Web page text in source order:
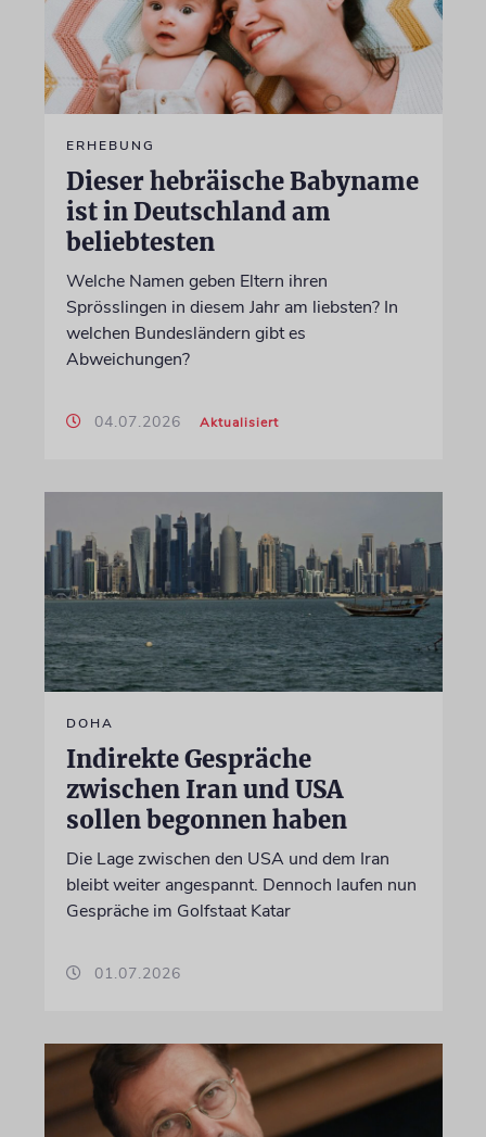
ERHEBUNG
Dieser hebräische Babyname
ist in Deutschland am
beliebtesten
Welche Namen geben Eltern ihren
Sprösslingen in diesem Jahr am liebsten? In
welchen Bundesländern gibt es
Abweichungen?
04.07.2026 Aktualisiert
DOHA
Indirekte Gespräche
zwischen Iran und USA
sollen begonnen haben
Die Lage zwischen den USA und dem Iran
bleibt weiter angespannt. Dennoch laufen nun
Gespräche im Golfstaat Katar
01.07.2026